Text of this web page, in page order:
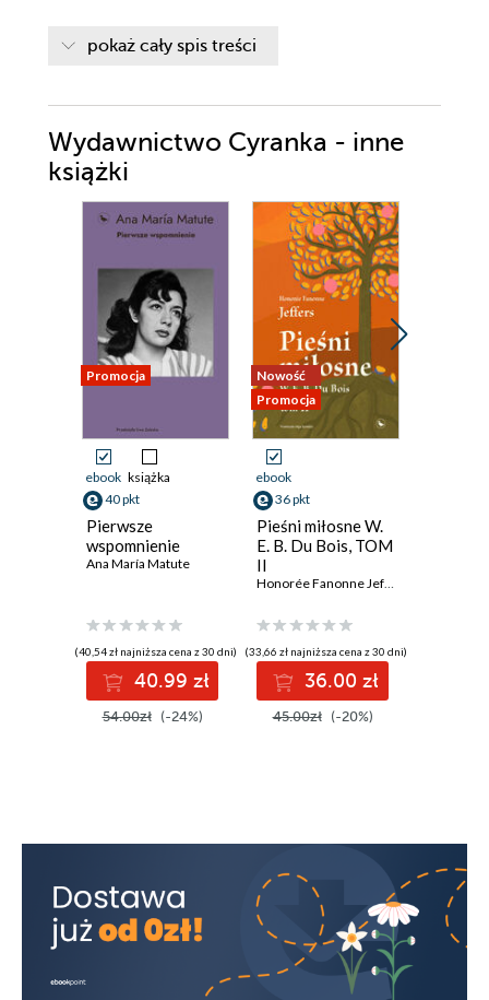
pokaż cały spis treści
Wydawnictwo Cyranka - inne
książki
Promocja
ebook książka
40 pkt
Pierwsze
wspomnienie
Ana María Matute
(40,54 zł najniższa cena z 30 dni)
40.99 zł
54.00zł (-24%)
Nowość
Promocja
ebook
36 pkt
Pieśni miłosne W.
E. B. Du Bois, TOM
II
(33,66 zł najniższa cena z 30 dni)
36.00 zł
45.00zł (-20%)